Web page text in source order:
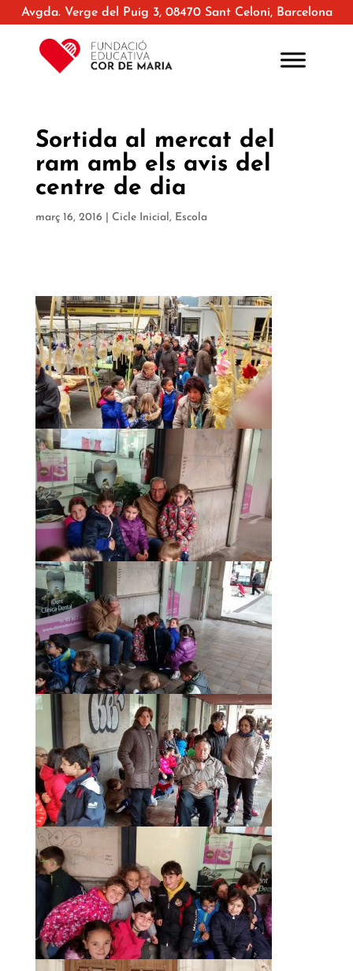
Avgda. Verge del Puig 3, 08470 Sant Celoni, Barcelona
Sortida al mercat del
ram amb els avis del
centre de dia
març 16, 2016 Cicle Inicial, Escola